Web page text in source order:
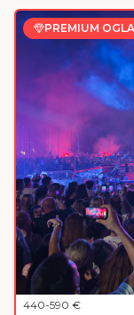
PREMIUM
440-590 €